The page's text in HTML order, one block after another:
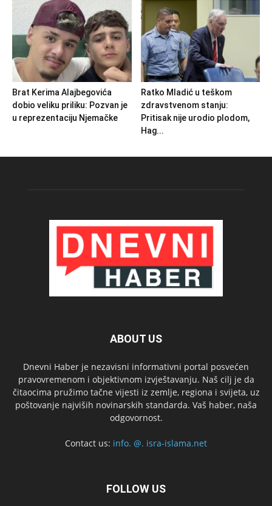
Brat Kerima Alajbegovića
dobio veliku priliku: Pozvan je
u reprezentaciju Njemačke
Ratko Mladić u teškom
zdravstvenom stanju:
Pritisak nije urodio plodom,
Hag...
ABOUT US
Dnevni Haber je nezavisni informativni portal posvećen
pravovremenom i objektivnom izvještavanju. Naš cilj je da
čitaocima pružimo tačne vijesti iz zemlje, regiona i svijeta, uz
poštovanje najviših novinarskih standarda. Vaš haber, naša
odgovornost.
Contact us: info. @. isra-islama.net
FOLLOW US